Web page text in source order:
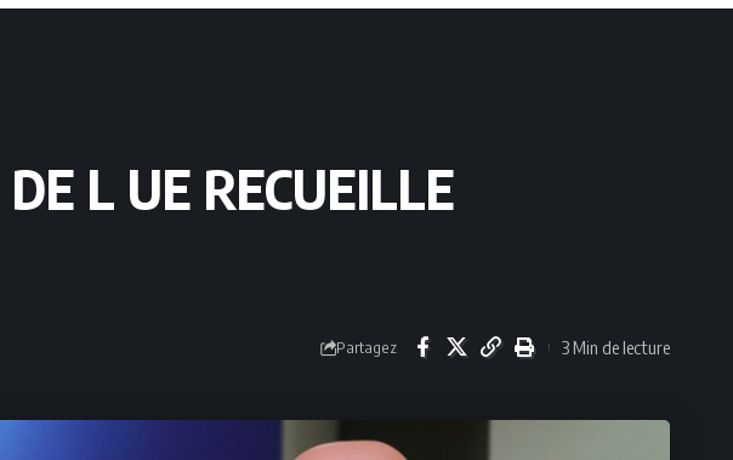
L UE RECUEILLE
Partagez 3 Min de lecture